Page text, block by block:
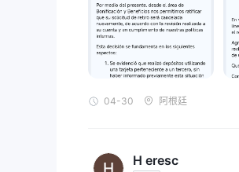
04-30 阿根廷
H eresc